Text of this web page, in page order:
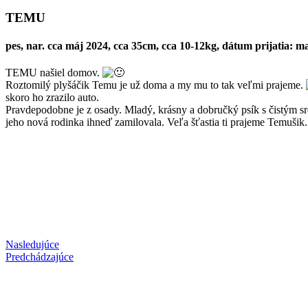
TEMU
pes, nar. cca máj 2024, cca 35cm, cca 10-12kg, dátum prijatia:
TEMU našiel domov.
Roztomilý plyšáčik Temu je už doma a my mu to tak veľmi prajeme.
skoro ho zrazilo auto.
Pravdepodobne je z osady. Mladý, krásny a dobručký psík s čistým
jeho nová rodinka ihneď zamilovala. Veľa šťastia ti prajeme
Nasledujúce
Predchádzajúce